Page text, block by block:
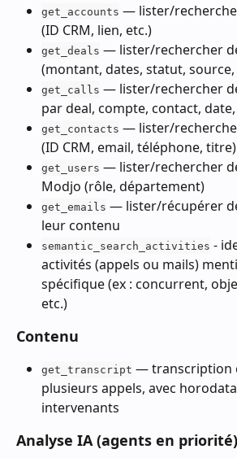
get_accounts — lister/
(ID CRM, lien, etc.)
get_deals — lister/rechercher
(montant, dates, statut,
get_calls — lister/rechercher
par deal, compte, contact,
get_contacts — lister/
(ID CRM, email, téléphone, titre)
get_users — lister/rechercher
Modjo (rôle, département)
get_emails — lister/récupérer
leur contenu
semantic_search_activities -
activités (appels ou mails)
spécifique (ex : concurrent,
etc.)
Contenu
get_transcript — transcription
plusieurs appels, avec
intervenants
Analyse IA (agents en priorité)